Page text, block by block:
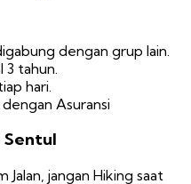
dengan grup lain.
tahun.
hari.
Asuransi
Sentul
jangan Hiking saat